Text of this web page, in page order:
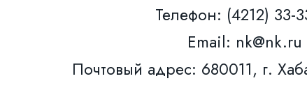
Телефон: (4212) 33-
Email: nk@nk.ru
Почтовый адрес: 680011, г.